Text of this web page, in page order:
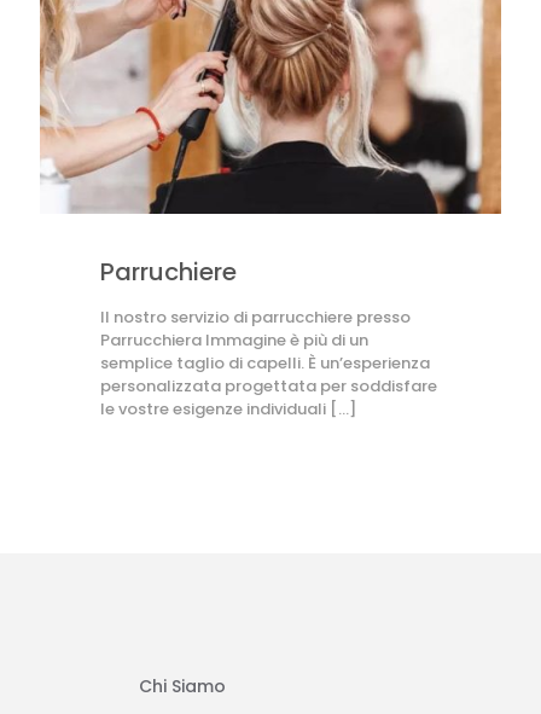
Parruchiere
Il nostro servizio di parrucchiere presso
Parrucchiera Immagine è più di un
semplice taglio di capelli. È un’esperienza
personalizzata progettata per soddisfare
le vostre esigenze individuali […]
Chi Siamo